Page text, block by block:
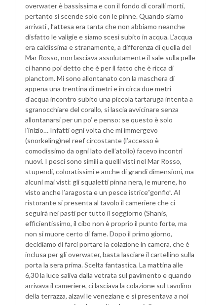
overwater è bassissima e con il fondo di coralli morti,
pertanto si scende solo con le pinne. Quando siamo
arrivati , l’attesa era tanta che non abbiamo neanche
disfatto le valigie e siamo scesi subito in acqua. L’acqua
era caldissima e stranamente, a differenza di quella del
Mar Rosso, non lasciava assolutamente il sale sulla pelle
ci hanno poi detto che è per il fatto che è ricca di
planctom. Mi sono allontanato con la maschera di
appena una trentina di metri e in circa due metri
d’acqua incontro subito una piccola tartaruga intenta a
sgranocchiare del corallo, si lascia avvicinare senza
allontanarsi per un po’ e penso: se questo è solo
l’inizio… Infatti ogni volta che mi immergevo
(snorkeling)nel reef circostante (l’accesso è
comodissimo da ogni lato dell’atollo) facevo incontri
nuovi. I pesci sono simili a quelli visti nel Mar Rosso,
stupendi, coloratissimi e anche di grandi dimensioni, ma
alcuni mai visti: gli squaletti pinna nera, le murene, ho
visto anche l’aragosta e un pesce istrice”gonfio”. Al
ristorante si presenta al tavolo il cameriere che ci
seguirà nei pasti per tutto il soggiorno (Shanis,
efficientissimo, il cibo non è proprio il punto forte, ma
non si muore certo di fame. Dopo il primo giorno,
decidiamo di farci portare la colazione in camera, che è
inclusa per gli overwater, basta lasciare il cartellino sulla
porta la sera prima. Scelta fantastica. La mattina alle
6,30 la luce saliva dalla vetrata sul pavimento e quando
arrivava il cameriere, ci lasciava la colazione sul tavolino
della terrazza, alzavi le veneziane e si presentava a noi